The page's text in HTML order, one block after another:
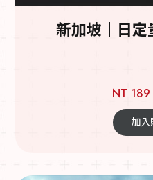
新加坡｜日
NT 189
加入